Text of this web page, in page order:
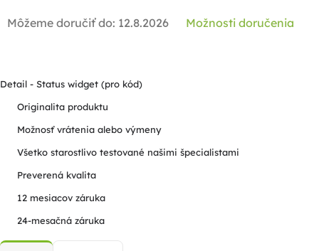
Môžeme doručiť do: 12.8.2026 Možnosti doručenia
Detail - Status widget (pro kód)
Originalita produktu
Možnosť vrátenia alebo výmeny
Všetko starostlivo testované našimi špecialistami
Preverená kvalita
12 mesiacov záruka
24-mesačná záruka